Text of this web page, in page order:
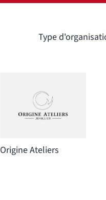
Type
Origine Ateliers